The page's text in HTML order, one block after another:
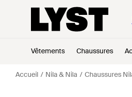
Vêtements Chaussures
Accueil Nila & Nila Chaussures